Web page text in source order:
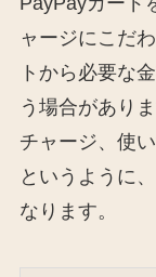
ャージにこだ
トから必要な
う場合があり
チャージ、使
というように
なります。